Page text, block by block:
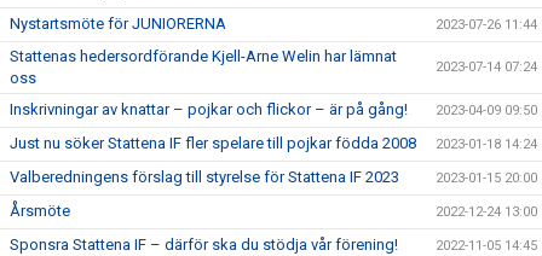
Nystartsmöte för JUNIORERNA 2023-07-26 11:44
Stattenas hedersordförande Kjell-Arne Welin har lämnat
oss
2023-07-14 07:24
Inskrivningar av knattar – pojkar och flickor – är på gång! 2023-04-09 09:50
Just nu söker Stattena IF fler spelare till pojkar födda 2008 2023-01-18 14:24
Valberedningens förslag till styrelse för Stattena IF 2023 2023-01-15 20:00
Årsmöte 2022-12-24 13:00
Sponsra Stattena IF – därför ska du stödja vår förening! 2022-11-05 14:45